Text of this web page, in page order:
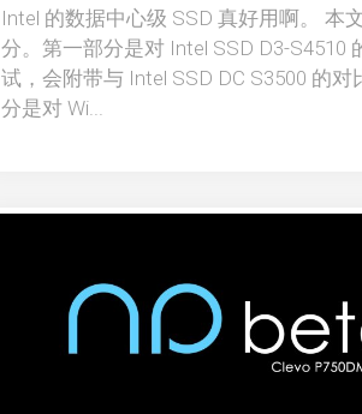
Intel 的数据中心级 SSD 真好用啊。 本
分。第一部分是对 Intel SSD D3-S4510
试，会附带与 Intel SSD DC S3500 的对
分是对 Wi...